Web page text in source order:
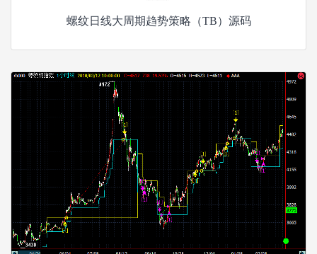
螺纹日线大周期趋势策略（TB）源码